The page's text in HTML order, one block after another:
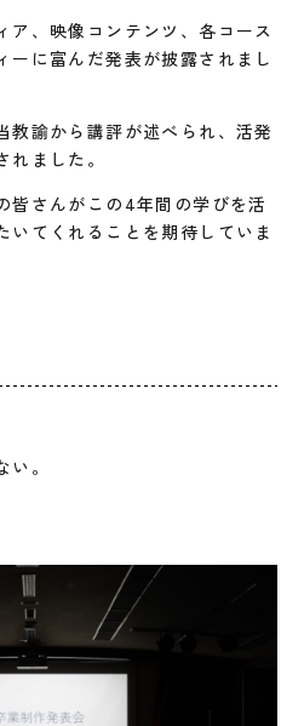
ア、映像コンテンツ、各コース
ーに富んだ発表が披露されまし
教諭から講評が述べられ、活発
ました。
皆さんがこの4年間の学びを活
いてくれることを期待していま
。